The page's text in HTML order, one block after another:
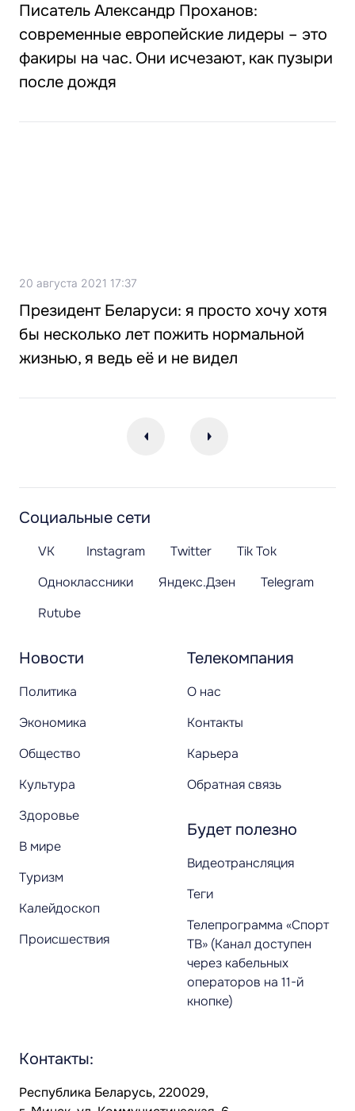
Писатель Александр Проханов:
современные европейские лидеры – это
факиры на час. Они исчезают, как пузыри
после дождя
20 августа 2021 17:37
Президент Беларуси: я просто хочу хотя
бы несколько лет пожить нормальной
жизнью, я ведь её и не видел
Новости
Политика
Экономика
Общество
Культура
Здоровье
В мире
Туризм
Калейдоскоп
Происшествия
Телекомпания
О нас
Контакты
Карьера
Обратная связь
Будет полезно
Видеотрансляция
Теги
Телепрограмма «Спорт
ТВ» (Канал доступен
через кабельных
операторов на 11-й
кнопке)
Социальные сети
VK Instagram Twitter
Tik Tok
Одноклассники
Яндекс.Дзен
Telegram
Rutube
Контакты:
Республика Беларусь, 220029,